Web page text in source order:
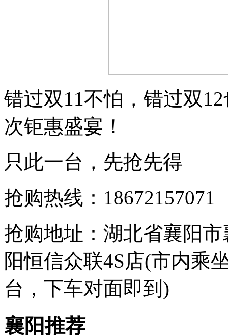
错过双11不怕，错过双
次钜惠盛宴！
只此一台，先抢先得
抢购热线：18672157071
抢购地址：湖北省襄阳
阳恒信众联4S店(市内乘
台，下车对面即到)
襄阳推荐